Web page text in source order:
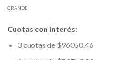
GRANDE
Cuotas con interés:
3 cuotas de $96050.46